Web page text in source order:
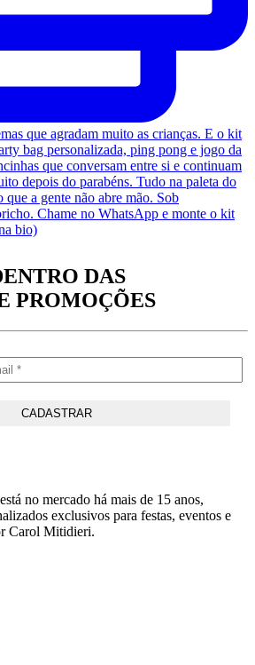
DAS
PROMOÇÕES
no mercado há mais de 15 anos,
exclusivos para festas, eventos e
Carol Mitidieri.